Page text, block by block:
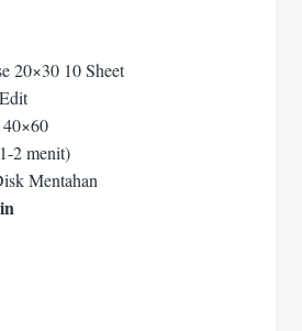
20×30 10 Sheet
40×60
2 menit)
Mentahan